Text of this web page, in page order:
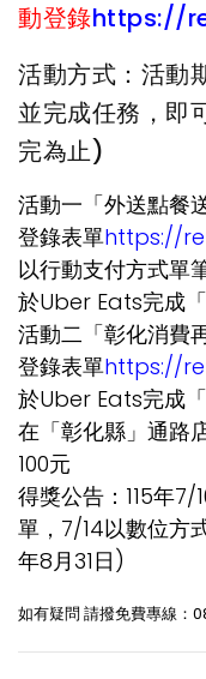
動登錄https://
活動方式：活動
並完成任務，即
完為止)
活動一「外送點餐
登錄表單https://
以行動支付方式單
於Uber Eats完成
活動二「彰化消費
登錄表單https://
於Uber Eats完成
在「彰化縣」通路
100元
得獎公告：115年7/
單，7/14以數位方
年8月31日)
如有疑問 請撥免費專線